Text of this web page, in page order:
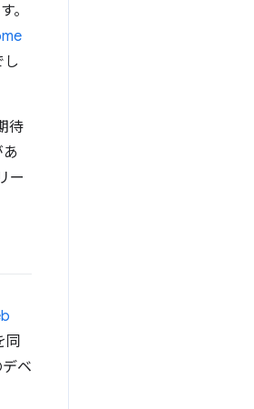
。
待
ー
同
ベ